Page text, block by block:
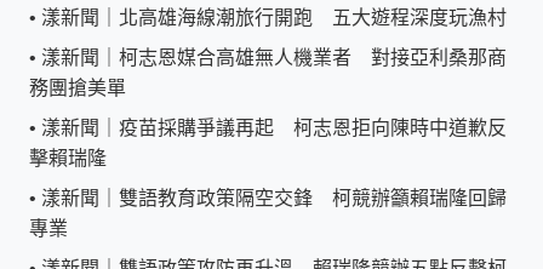
• 漾新聞｜北高雄海線潮旅行開跑 五大遊程深度玩漁村
• 漾新聞｜柯志恩媒合高雄無人機業者 對接亞利桑那商
務團搶美單
• 漾新聞｜疫苗採購爭議再起 柯志恩拒向陳時中道歉反
擊賴瑞隆
• 漾新聞｜雙語教育政策隔空交鋒 柯競辦籲賴瑞隆回歸
專業